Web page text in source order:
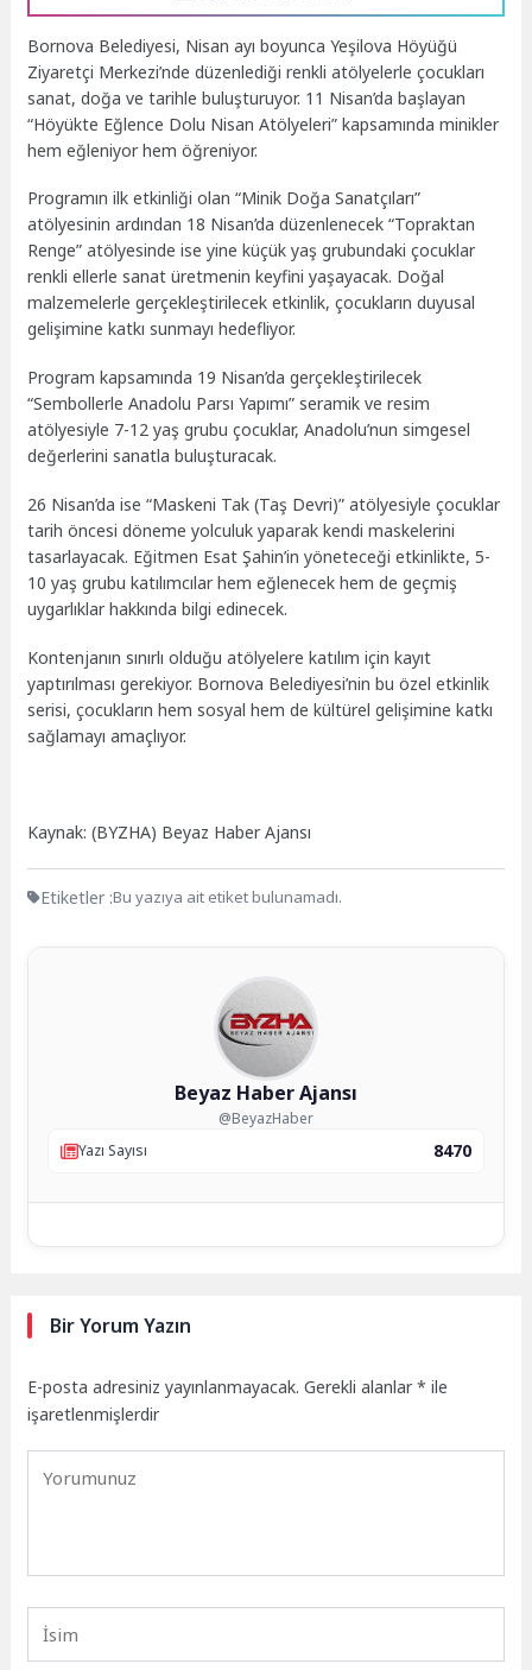
Bornova Belediyesi, Nisan ayı boyunca Yeşilova Höyüğü
Ziyaretçi Merkezi’nde düzenlediği renkli atölyelerle çocukları
sanat, doğa ve tarihle buluşturuyor. 11 Nisan’da başlayan
“Höyükte Eğlence Dolu Nisan Atölyeleri” kapsamında minikler
hem eğleniyor hem öğreniyor.
Programın ilk etkinliği olan “Minik Doğa Sanatçıları”
atölyesinin ardından 18 Nisan’da düzenlenecek “Topraktan
Renge” atölyesinde ise yine küçük yaş grubundaki çocuklar
renkli ellerle sanat üretmenin keyfini yaşayacak. Doğal
malzemelerle gerçekleştirilecek etkinlik, çocukların duyusal
gelişimine katkı sunmayı hedefliyor.
Program kapsamında 19 Nisan’da gerçekleştirilecek
“Sembollerle Anadolu Parsı Yapımı” seramik ve resim
atölyesiyle 7-12 yaş grubu çocuklar, Anadolu’nun simgesel
değerlerini sanatla buluşturacak.
26 Nisan’da ise “Maskeni Tak (Taş Devri)” atölyesiyle çocuklar
tarih öncesi döneme yolculuk yaparak kendi maskelerini
tasarlayacak. Eğitmen Esat Şahin’in yöneteceği etkinlikte, 5-
10 yaş grubu katılımcılar hem eğlenecek hem de geçmiş
uygarlıklar hakkında bilgi edinecek.
Kontenjanın sınırlı olduğu atölyelere katılım için kayıt
yaptırılması gerekiyor. Bornova Belediyesi’nin bu özel etkinlik
serisi, çocukların hem sosyal hem de kültürel gelişimine katkı
sağlamayı amaçlıyor.
Kaynak: (BYZHA) Beyaz Haber Ajansı
Etiketler :Bu yazıya ait etiket bulunamadı.
Beyaz Haber Ajansı
@BeyazHaber
Yazı Sayısı
8470
Bir Yorum Yazın
E-posta adresiniz yayınlanmayacak. Gerekli alanlar* ile
işaretlenmişlerdir